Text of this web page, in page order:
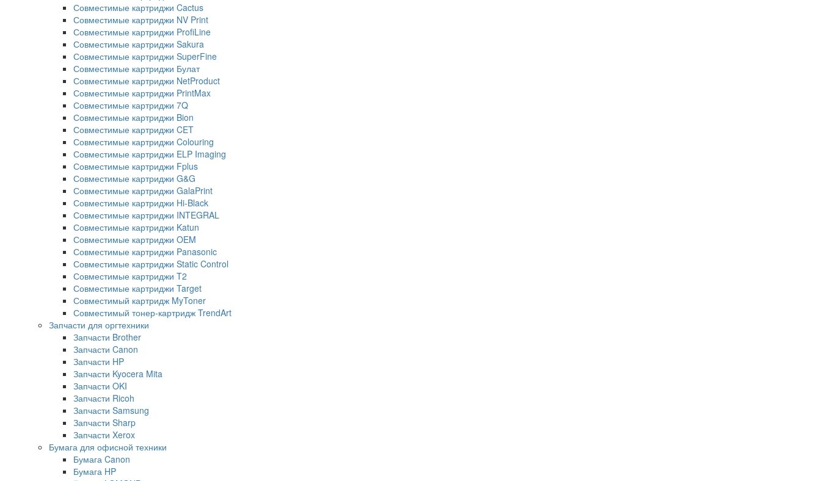
Совместимые картриджи Cactus
Совместимые картриджи NV Print
Совместимые картриджи ProfiLine
Совместимые картриджи Sakura
Совместимые картриджи SuperFine
Совместимые картриджи Булат
Совместимые картриджи NetProduct
Совместимые картриджи PrintMax
Совместимые картриджи 7Q
Совместимые картриджи Bion
Совместимые картриджи CET
Совместимые картриджи Colouring
Совместимые картриджи ELP Imaging
Совместимые картриджи Fplus
Совместимые картриджи G&G
Совместимые картриджи GalaPrint
Совместимые картриджи Hi-Black
Совместимые картриджи INTEGRAL
Совместимые картриджи Katun
Совместимые картриджи OEM
Совместимые картриджи Panasonic
Совместимые картриджи Static Control
Совместимые картриджи T2
Совместимые картриджи Target
Совместимый картридж MyToner
Совместимый тонер-картридж TrendArt
Запчасти для оргтехники
Запчасти Brother
Запчасти Canon
Запчасти HP
Запчасти Kyocera Mita
Запчасти OKI
Запчасти Ricoh
Запчасти Samsung
Запчасти Sharp
Запчасти Xerox
Бумага для офисной техники
Бумага Canon
Бумага HP